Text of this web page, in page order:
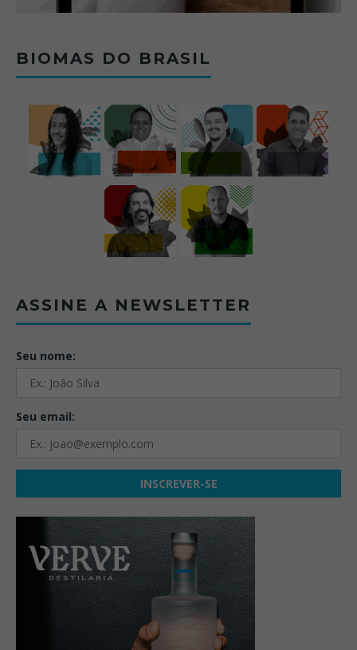
BIOMAS DO BRASIL
ASSINE A NEWSLETTER
Seu nome:
Seu email: